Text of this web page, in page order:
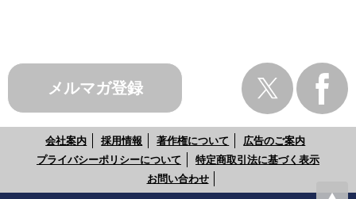
メルマガ登録
会社案内 採用情報 著作権について
広告のご案内
プライバシーポリシーについて
特定商取引法に基づく表示
お問い合わせ